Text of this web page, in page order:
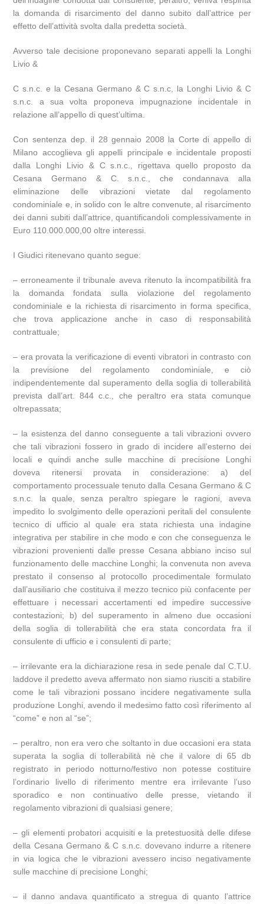
la domanda di risarcimento del danno subito dall’attrice per
effetto dell’attività svolta dalla predetta società.
Avverso tale decisione proponevano separati appelli la Longhi
Livio &
C s.n.c. e la Cesana Germano & C s.n.c, la Longhi Livio & C
s.n.c. a sua volta proponeva impugnazione incidentale in
relazione all’appello di quest’ultima.
Con sentenza dep. il 28 gennaio 2008 la Corte di appello di
Milano accoglieva gli appelli principale e incidentale proposti
dalla Longhi Livio & C s.n.c., rigettava quello proposto da
Cesana Germano & C. s.n.c., che condannava alla
eliminazione delle vibrazioni vietate dal regolamento
condominiale e, in solido con le altre convenute, al risarcimento
dei danni subiti dall’attrice, quantificandoli complessivamente in
Euro 110.000.000,00 oltre interessi.
I Giudici ritenevano quanto segue:
– erroneamente il tribunale aveva ritenuto la incompatibilità fra
la domanda fondata sulla violazione del regolamento
condominiale e la richiesta di risarcimento in forma specifica,
che trova applicazione anche in caso di responsabilità
contrattuale;
– era provata la verificazione di eventi vibratori in contrasto con
la previsione del regolamento condominiale, e ciò
indipendentemente dal superamento della soglia di tollerabilità
prevista dall’art. 844 c.c., che peraltro era stata comunque
oltrepassata;
– la esistenza del danno conseguente a tali vibrazioni ovvero
che tali vibrazioni fossero in grado di incidere all’esterno dei
locali e quindi anche sulle macchine di precisione Longhi
doveva ritenersi provata in considerazione: a) del
comportamento processuale tenuto dalla Cesana Germano & C
s.n.c. la quale, senza peraltro spiegare le ragioni, aveva
impedito lo svolgimento delle operazioni peritali del consulente
tecnico di ufficio al quale era stata richiesta una indagine
integrativa per stabilire in che modo e con che conseguenza le
vibrazioni provenienti dalle presse Cesana abbiano inciso sul
funzionamento delle macchine Longhi; la convenuta non aveva
prestato il consenso al protocollo procedimentale formulato
dall’ausiliario che costituiva il mezzo tecnico più confacente per
effettuare i necessari accertamenti ed impedire successive
contestazioni; b) del superamento in almeno due occasioni
della soglia di tollerabilità che era stata concordata fra il
consulente di ufficio e i consulenti di parte;
– irrilevante era la dichiarazione resa in sede penale dal C.T.U.
laddove il predetto aveva affermato non siamo riusciti a stabilire
come le tali vibrazioni possano incidere negativamente sulla
produzione Longhi, avendo il medesimo fatto così riferimento al
“come” e non al “se”;
– peraltro, non era vero che soltanto in due occasioni era stata
superata la soglia di tollerabilità nè che il valore di 65 db
registrato in periodo notturno/festivo non potesse costituire
l’ordinario livello di riferimento mentre era irrilevante l’uso
sporadico e non continuativo delle presse, vietando il
regolamento vibrazioni di qualsiasi genere;
– gli elementi probatori acquisiti e la pretestuosità delle difese
della Cesana Germano & C s.n.c. dovevano indurre a ritenere
in via logica che le vibrazioni avessero inciso negativamente
sulle macchine di precisione Longhi;
– il danno andava quantificato a stregua di quanto l’attrice